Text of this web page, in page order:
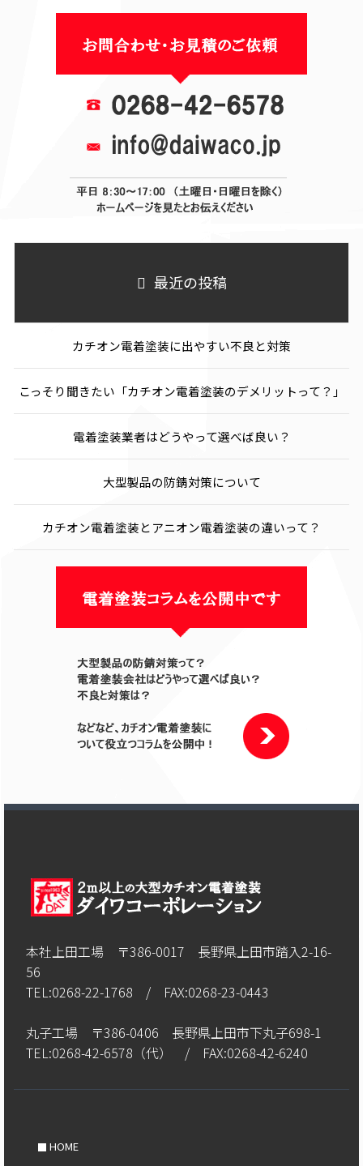
最近の投稿
カチオン電着塗装に出やすい不良と対策
こっそり聞きたい「カチオン電着塗装のデメリットって？」
電着塗装業者はどうやって選べば良い？
大型製品の防錆対策について
カチオン電着塗装とアニオン電着塗装の違いって？
本社上田工場 〒386-0017 長野県上田市踏入2-16-
56
TEL:0268-22-1768 / FAX:0268-23-0443
丸子工場 〒386-0406 長野県上田市下丸子698-1
TEL:0268-42-6578（代） / FAX:0268-42-6240
HOME